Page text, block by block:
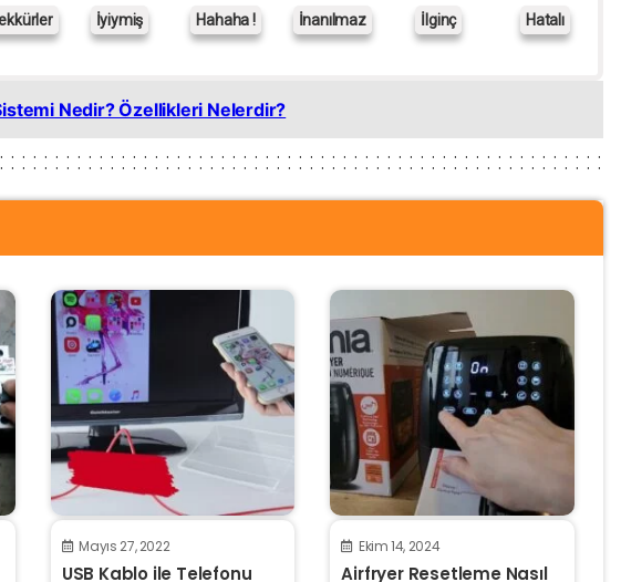
İyiymiş Hahaha ! İnanılmaz İlginç Hatalı
Nedir? Özellikleri Nelerdir?
Mayıs 27, 2022
USB Kablo ile Telefonu
Ekim 14, 2024
Airfryer Resetleme Nasıl